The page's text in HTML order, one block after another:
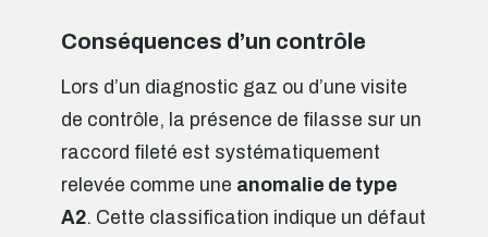
Conséquences d’un contrôle
Lors d’un diagnostic gaz ou d’une visite
de contrôle, la présence de filasse sur un
raccord fileté est systématiquement
relevée comme une anomalie de type
A2. Cette classification indique un défaut